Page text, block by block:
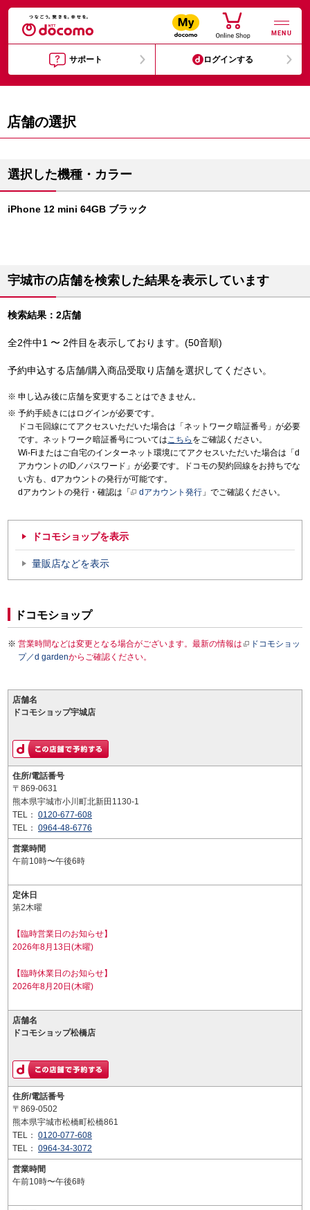
MENU
サポート ログインする
店舗の選択
選択した機種・カラー
iPhone 12 mini 64GB ブラック
宇城市の店舗を検索した結果を表示しています
検索結果：2店舗
全2件中1 〜 2件目を表示しております。(50音順)
予約申込する店舗/購入商品受取り店舗を選択してください。
申し込み後に店舗を変更することはできません。
予約手続きにはログインが必要です。
ドコモ回線にてアクセスいただいた場合は「ネットワーク暗証番号」が必要
です。ネットワーク暗証番号についてはこちら をご確認ください。
Wi-Fiまたはご自宅のインターネット環境にてアクセスいただいた場合は「d
アカウントのID／パスワード」が必要です。ドコモの契約回線をお持ちでな
い方も、dアカウントの発行が可能です。
dアカウントの発行・確認は「
dアカウント発行 」でご確認ください。
ドコモショップを表示
量販店などを表示
ドコモショップ
営業時間などは変更となる場合がございます。最新の情報は
ドコモショッ
プ／d gardenからご確認ください。
店舗名
ドコモショップ宇城店
住所/電話番号
〒869-0631
熊本県宇城市小川町北新田1130-1
TEL： 0120-677-608
TEL： 0964-48-6776
営業時間
午前10時〜午後6時
定休日
第2木曜
【臨時営業日のお知らせ】
2026年8月13日(木曜)
【臨時休業日のお知らせ】
2026年8月20日(木曜)
店舗名
ドコモショップ松橋店
住所/電話番号
〒869-0502
熊本県宇城市松橋町松橋861
TEL： 0120-077-608
TEL： 0964-34-3072
営業時間
午前10時〜午後6時